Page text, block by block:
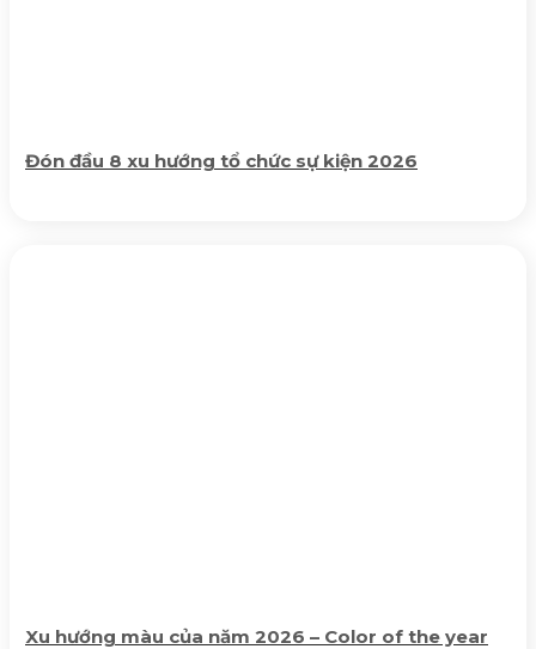
Đón đầu 8 xu hướng tổ chức sự kiện 2026
Xu hướng màu của năm 2026 – Color of the year